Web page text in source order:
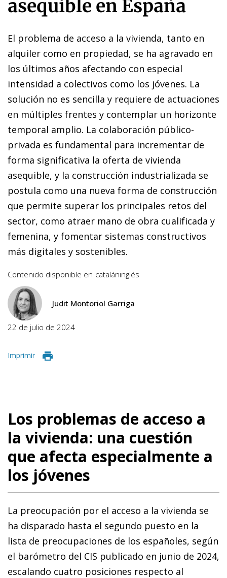
asequible en España
El problema de acceso a la vivienda, tanto en
alquiler como en propiedad, se ha agravado en
los últimos años afectando con especial
intensidad a colectivos como los jóvenes. La
solución no es sencilla y requiere de actuaciones
en múltiples frentes y contemplar un horizonte
temporal amplio. La colaboración público-
privada es fundamental para incrementar de
forma significativa la oferta de vivienda
asequible, y la construcción industrializada se
postula como una nueva forma de construcción
que permite superar los principales retos del
sector, como atraer mano de obra cualificada y
femenina, y fomentar sistemas constructivos
más digitales y sostenibles.
Contenido disponible en cataláninglés
Judit Montoriol Garriga
22 de julio de 2024
Imprimir
Los problemas de acceso a
la vivienda: una cuestión
que afecta especialmente a
los jóvenes
La preocupación por el acceso a la vivienda se
ha disparado hasta el segundo puesto en la
lista de preocupaciones de los españoles, según
el barómetro del CIS publicado en junio de 2024,
escalando cuatro posiciones respecto al